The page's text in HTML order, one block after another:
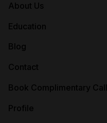
About Us
Education
Blog
Contact
Book Complimentary Call
Profile